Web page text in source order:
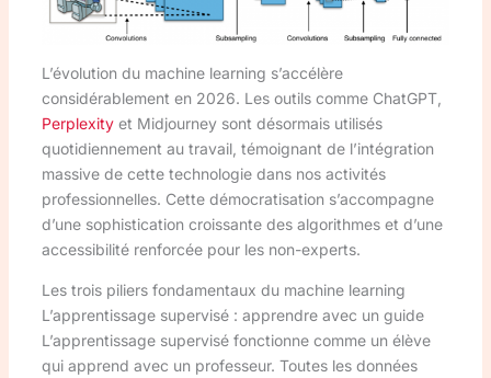
L’évolution du machine learning s’accélère
considérablement en 2026. Les outils comme ChatGPT,
Perplexityet Midjourney sont désormais utilisés
quotidiennement au travail, témoignant de l’intégration
massive de cette technologie dans nos activités
professionnelles. Cette démocratisation s’accompagne
d’une sophistication croissante des algorithmes et d’une
accessibilité renforcée pour les non-experts.
Les trois piliers fondamentaux du machine learning
L’apprentissage supervisé : apprendre avec un guide
L’apprentissage supervisé fonctionne comme un élève
qui apprend avec un professeur. Toutes les données